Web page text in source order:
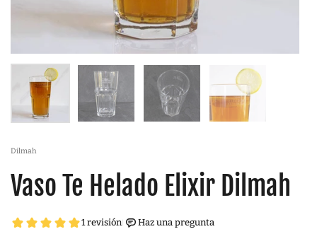
Dilmah
Vaso Te Helado Elixir Dilmah